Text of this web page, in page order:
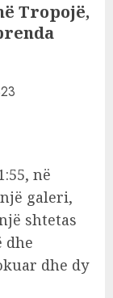
Tropojë,
në
galeri,
shtetas
dhe
dhe dy